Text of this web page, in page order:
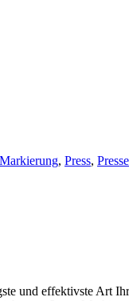
Markierung, Press, Presse
und effektivste Art